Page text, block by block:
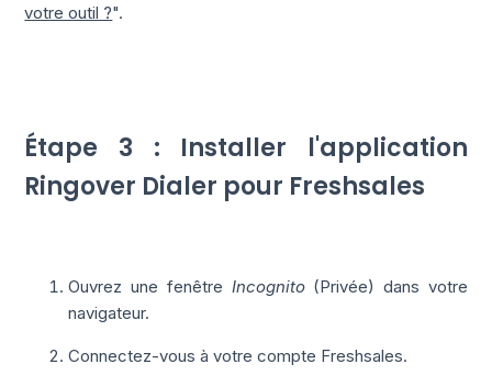
votre outil ?".
Étape 3 : Installer l'application
Ringover Dialer pour Freshsales
Ouvrez une fenêtre Incognito(Privée) dans votre
navigateur.
Connectez-vous à votre compte Freshsales.